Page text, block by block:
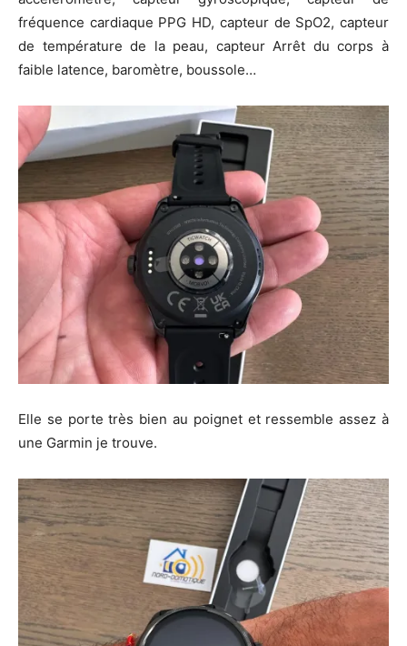
fréquence cardiaque PPG HD, capteur de SpO2, capteur
de température de la peau, capteur Arrêt du corps à
faible latence, baromètre, boussole…
Elle se porte très bien au poignet et ressemble assez à
une Garmin je trouve.